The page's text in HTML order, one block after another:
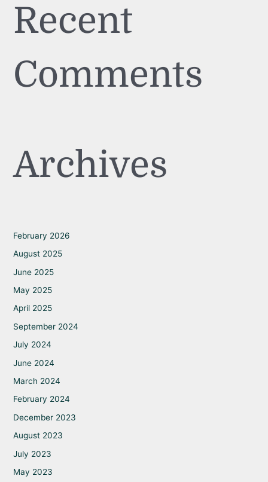
Recent
Comments
Archives
February 2026
August 2025
June 2025
May 2025
April 2025
September 2024
July 2024
June 2024
March 2024
February 2024
December 2023
August 2023
July 2023
May 2023